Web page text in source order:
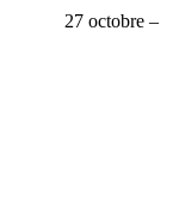
27 octobre –